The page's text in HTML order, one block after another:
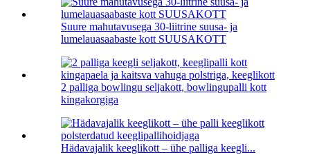
Suure mahutavusega 30-liitrine suusa- ja
lumelauasaabaste kott SUUSAKOTT
2 palliga bowlingu seljakott, bowlingupalli kott
kingakorgiga
Hädavajalik keeglikott – ühe palliga keegli...